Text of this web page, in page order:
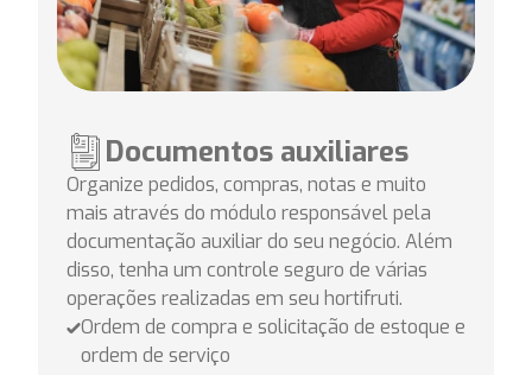
Documentos auxiliares
Organize pedidos, compras, notas e muito
mais através do módulo responsável pela
documentação auxiliar do seu negócio. Além
disso, tenha um controle seguro de várias
operações realizadas em seu hortifruti.
Ordem de compra e solicitação de estoque e
ordem de serviço